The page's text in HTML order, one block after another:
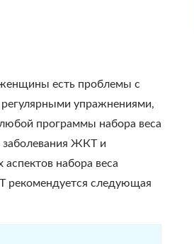
есть проблемы с
упражнениями,
программы набора веса
заболевания ЖКТ и
набора веса
рекомендуется следующая